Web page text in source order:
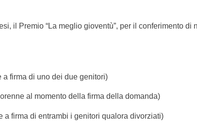
il Premio “La meglio gioventù”, per il conferimento di
firma di uno dei due genitori)
al momento della firma della domanda)
a firma di entrambi i genitori qualora divorziati)